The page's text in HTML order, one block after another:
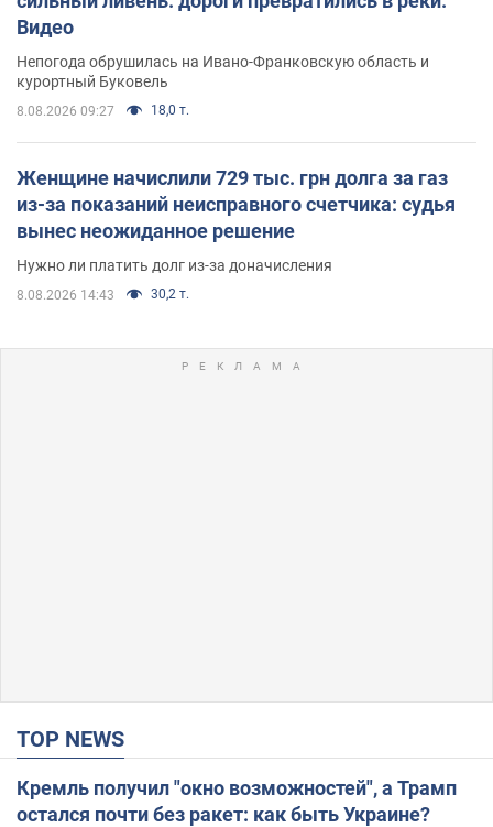
Видео
Непогода обрушилась на Ивано-Франковскую область и
курортный Буковель
8.08.2026 09:27 18,0 т.
Женщине начислили 729 тыс. грн долга за газ
из-за показаний неисправного счетчика: судья
вынес неожиданное решение
Нужно ли платить долг из-за доначисления
8.08.2026 14:43 30,2 т.
TOP NEWS
Кремль получил "окно возможностей", а Трамп
остался почти без ракет: как быть Украине?